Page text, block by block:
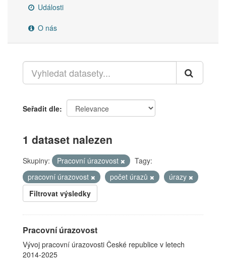
Události
O nás
Seřadit dle
1 dataset nalezen
Skupiny: Pracovní úrazovost
Tagy:
pracovní úrazovost
počet úrazů
úrazy
Filtrovat výsledky
Pracovní úrazovost
Vývoj pracovní úrazovosti České republice v letech
2014-2025